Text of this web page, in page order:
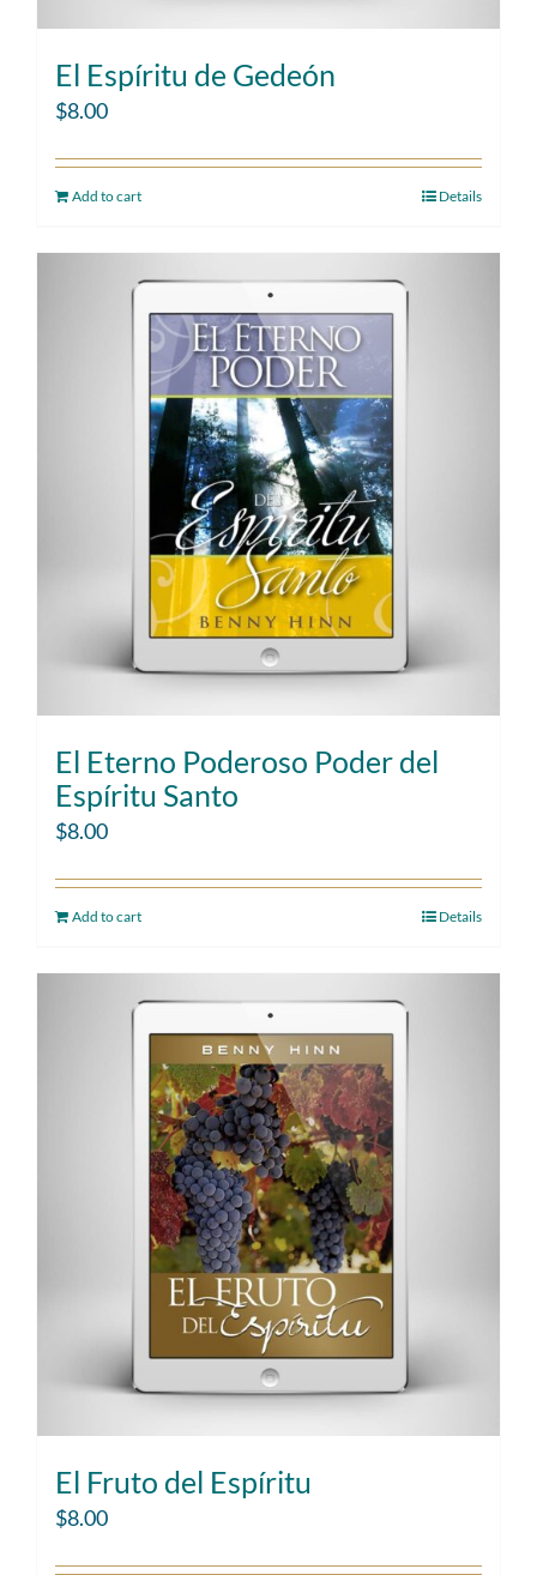
El Espíritu de Gedeón
$8.00
Add to cart Details
El Eterno Poderoso Poder del
Espíritu Santo
$8.00
Add to cart Details
El Fruto del Espíritu
$8.00